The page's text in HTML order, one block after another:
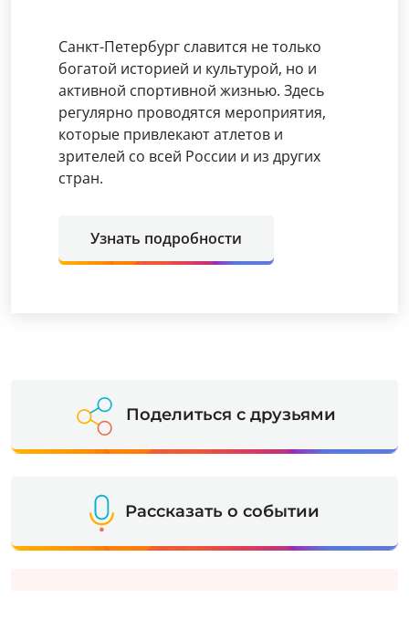
Санкт-Петербург славится не только
богатой историей и культурой, но и
активной спортивной жизнью. Здесь
регулярно проводятся мероприятия,
которые привлекают атлетов и
зрителей со всей России и из других
стран.
Узнать подробности
Поделиться с друзьями
Рассказать о событии